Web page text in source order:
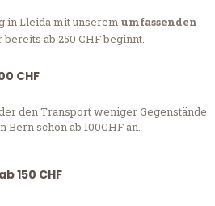
in Lleida mit unserem umfassenden
bereits ab 250 CHF beginnt.
CHF
den Transport weniger Gegenstände
Bern schon ab 100CHF an.
150 CHF